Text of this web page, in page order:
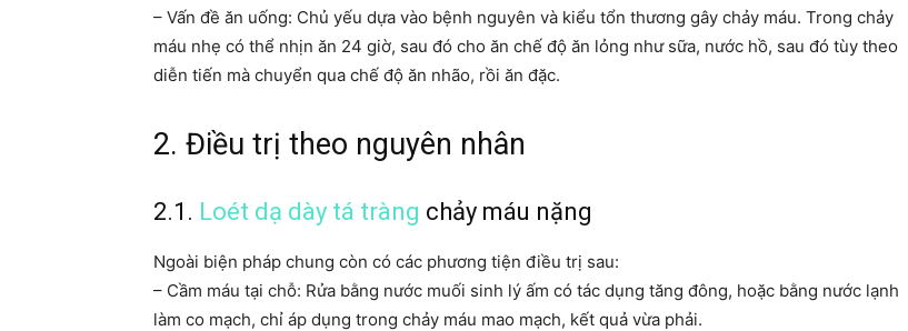
– Vấn đề ăn uống: Chủ yếu dựa vào bệnh nguyên và kiểu tổn thương gây chảy máu. Trong chảy
máu nhẹ có thể nhịn ăn 24 giờ, sau đó cho ăn chế độ ăn lỏng như sữa, nước hồ, sau đó tùy theo
diễn tiến mà chuyển qua chế độ ăn nhão, rồi ăn đặc.
2. Điều trị theo nguyên nhân
2.1. Loét dạ dày tá tràng chảy máu nặng
Ngoài biện pháp chung còn có các phương tiện điều trị sau:
– Cầm máu tại chỗ: Rửa bằng nước muối sinh lý ấm có tác dụng tăng đông, hoặc bằng nước lạnh
làm co mạch, chỉ áp dụng trong chảy máu mao mạch, kết quả vừa phải.